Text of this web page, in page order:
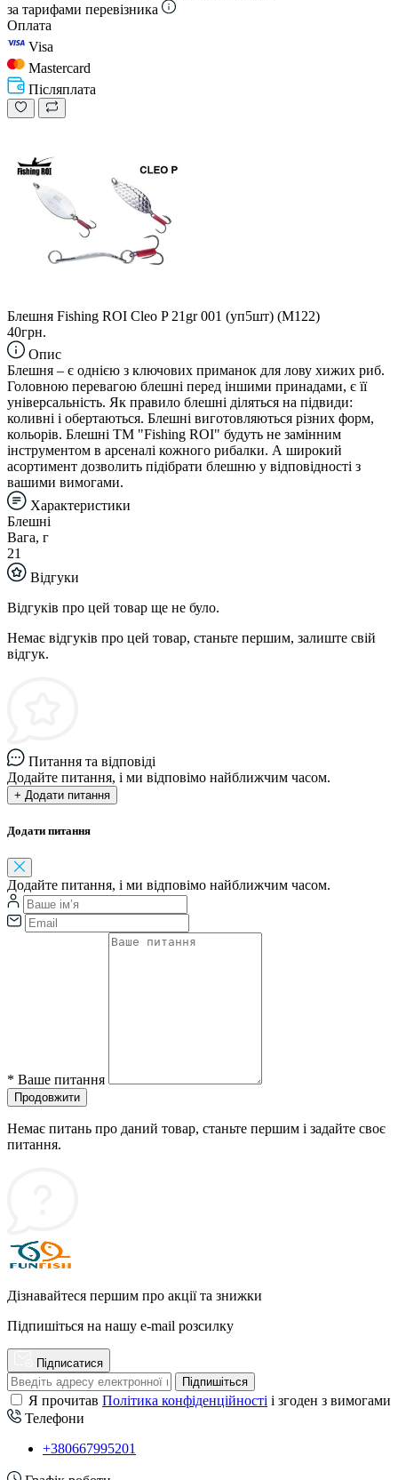
за тарифами перевізника
Оплата
Visa
Mastercard
Післяплата
Блешня Fishing ROI Cleo P 21gr 001 (уп5шт) (M122)
40грн.
Опис
Блешня – є однією з ключових приманок для лову хижих риб.
Головною перевагою блешні перед іншими принадами, є її
універсальність. Як правило блешні діляться на підвиди:
коливні і обертаються. Блешні виготовляються різних форм,
кольорів. Блешні TM "Fishing ROI" будуть не замінним
інструментом в арсеналі кожного рибалки. А широкий
асортимент дозволить підібрати блешню у відповідності з
вашими вимогами.
Характеристики
Блешні
Вага, г
21
Відгуки
Відгуків про цей товар ще не було.
Немає відгуків про цей товар, станьте першим, залиште свій
відгук.
Питання та відповіді
Додайте питання, і ми відповімо найближчим часом.
+ Додати питання
Додати питання
Додайте питання, і ми відповімо найближчим часом.
* Ваше питання
Продовжити
Немає питань про даний товар, станьте першим і задайте своє
питання.
Дізнавайтеся першим про акції та знижки
Підпишіться на нашу e-mail розсилку
Підписатися
Підпишіться
Я прочитав Політика конфіденційності і згоден з вимогами
Телефони
+380667995201